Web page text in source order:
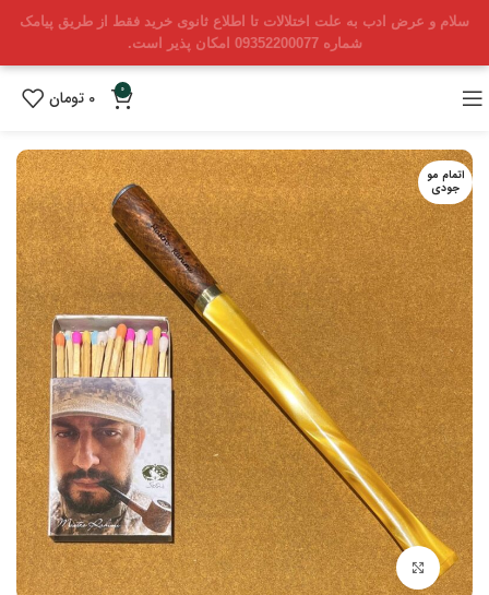
سلام و عرض ادب به علت اختلالات تا اطلاع ثانوی خرید فقط از طریق پیامک
شماره 09352200077 امکان پذیر است.
0
0 تومان
اتمام مو
جودی
بزرگنمایی تصویر